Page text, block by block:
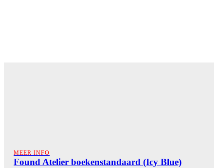
MEER INFO
Found Atelier boekenstandaard (Icy Blue)